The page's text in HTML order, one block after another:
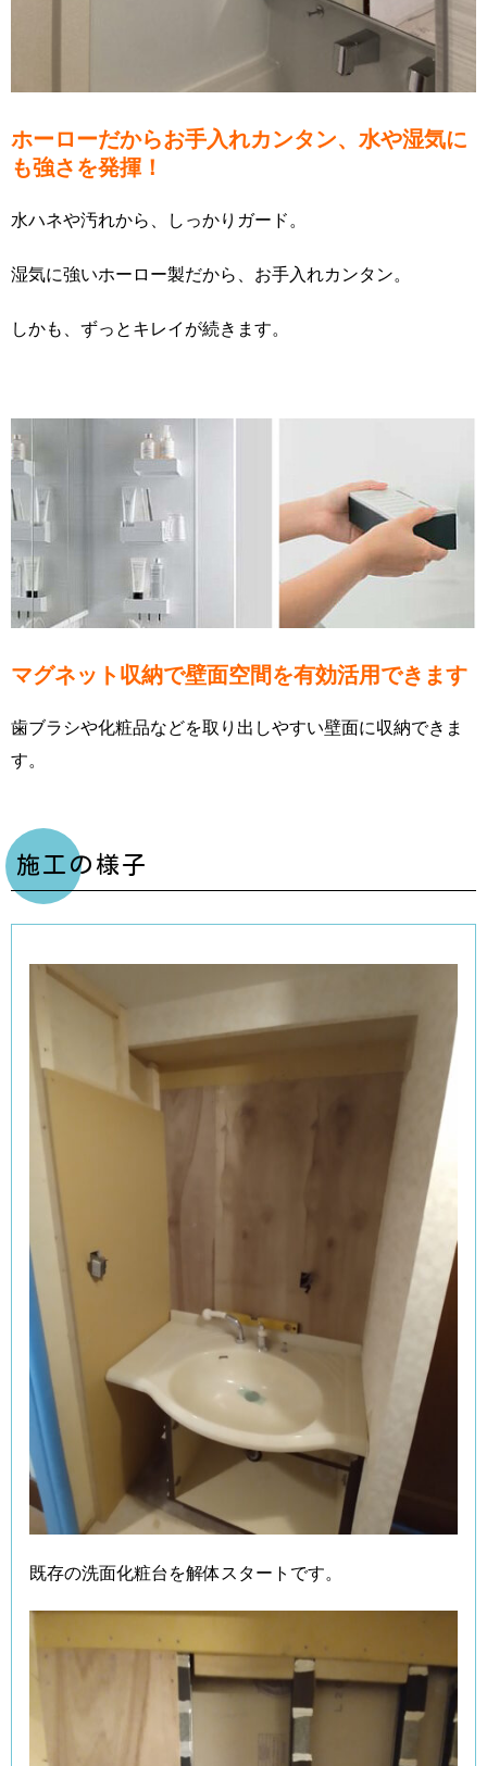
ホーローだからお手入れカンタン、水や湿気に
も強さを発揮！
水ハネや汚れから、しっかりガード。
湿気に強いホーロー製だから、お手入れカンタン。
しかも、ずっとキレイが続きます。
マグネット収納で壁面空間を有効活用できます
歯ブラシや化粧品などを取り出しやすい壁面に収納できま
す。
施工の様子
既存の洗面化粧台を解体スタートです。